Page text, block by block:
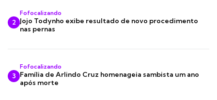
2
Fofocalizando
Jojo Todynho exibe resultado de novo procedimento
nas pernas
3
Fofocalizando
Família de Arlindo Cruz homenageia sambista um ano
após morte